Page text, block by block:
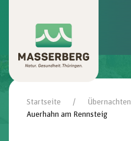
Skip to main content
Startseite Übernachten
Auerhahn am Rennsteig